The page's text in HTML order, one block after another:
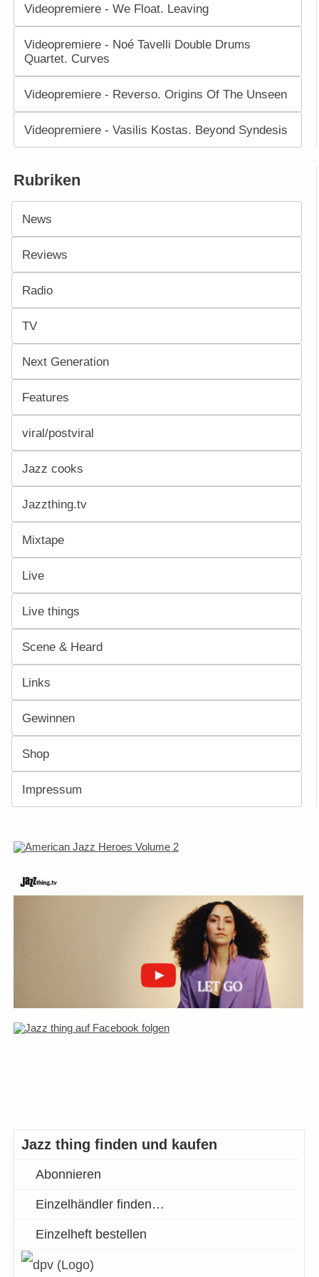
Videopremiere - We Float. Leaving
Videopremiere - Noé Tavelli Double Drums
Quartet. Curves
Videopremiere - Reverso. Origins Of The Unseen
Videopremiere - Vasilis Kostas. Beyond Syndesis
Rubriken
News
Reviews
Radio
TV
Next Generation
Features
viral/postviral
Jazz cooks
Jazzthing.tv
Mixtape
Live
Live things
Scene & Heard
Links
Gewinnen
Shop
Impressum
Jazz thing finden und kaufen
Abonnieren
Einzelhändler finden…
Einzelheft bestellen